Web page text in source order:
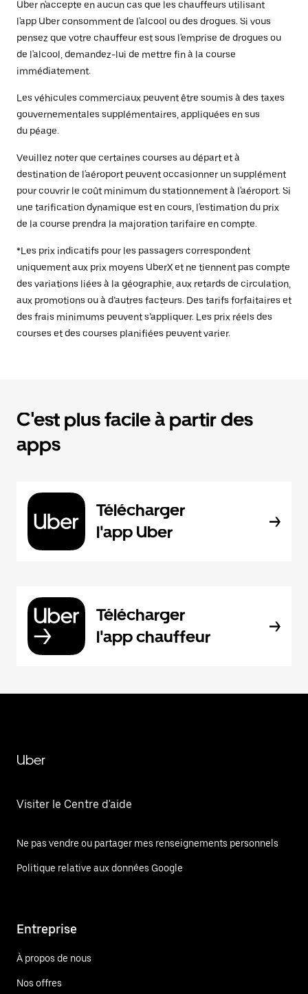
Uber n'accepte en aucun cas que les chauffeurs utilisant
l'app Uber consomment de l'alcool ou des drogues. Si vous
pensez que votre chauffeur est sous l'emprise de drogues ou
de l'alcool, demandez-lui de mettre fin à la course
immédiatement.
Les véhicules commerciaux peuvent être soumis à des taxes
gouvernementales supplémentaires, appliquées en sus
du péage.
Veuillez noter que certaines courses au départ et à
destination de l'aéroport peuvent occasionner un supplément
pour couvrir le coût minimum du stationnement à l'aéroport. Si
une tarification dynamique est en cours, l'estimation du prix
de la course prendra la majoration tarifaire en compte.
*Les prix indicatifs pour les passagers correspondent
uniquement aux prix moyens UberX et ne tiennent pas compte
des variations liées à la géographie, aux retards de circulation,
aux promotions ou à d’autres facteurs. Des tarifs forfaitaires et
des frais minimums peuvent s’appliquer. Les prix réels des
courses et des courses planifiées peuvent varier.
C'est plus facile à partir des
apps
Télécharger
l'app Uber
Télécharger
l'app chauffeur
Uber
Visiter le Centre d'aide
Ne pas vendre ou partager mes renseignements personnels
Politique relative aux données Google
Entreprise
À propos de nous
Nos offres